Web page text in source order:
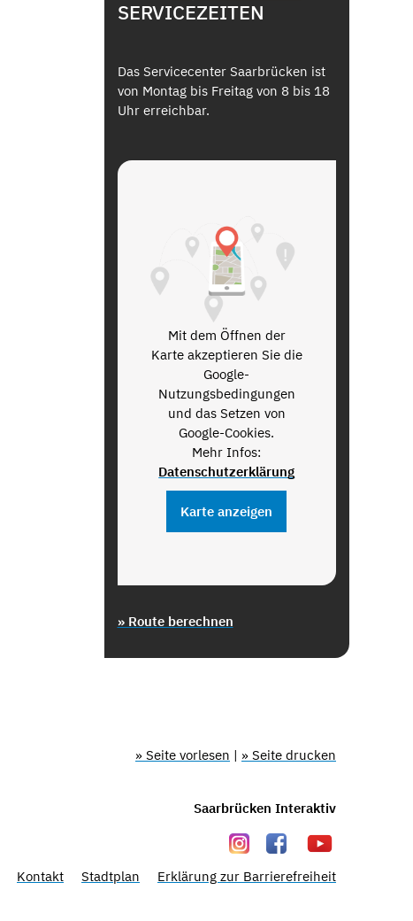
SERVICEZEITEN
Das Servicecenter Saarbrücken ist
von Montag bis Freitag von 8 bis 18
Uhr erreichbar.
Mit dem Öffnen der
Karte akzeptieren Sie die
Google-
Nutzungsbedingungen
und das Setzen von
Google-Cookies.
Mehr Infos:
Datenschutzerklärung
Karte anzeigen
» Route berechnen
» Seite vorlesen | » Seite drucken
Saarbrücken Interaktiv
Kontakt Stadtplan Erklärung zur Barrierefreiheit